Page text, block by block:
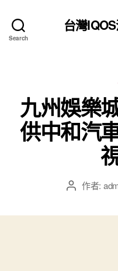
Search
台灣
九州娛樂
供中和汽
文 作者: